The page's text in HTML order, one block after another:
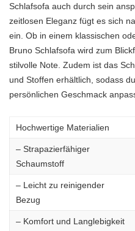
Schlafsofa auch durch sein
zeitlosen Eleganz fügt es sich
ein. Ob in einem klassischen
Bruno Schlafsofa wird zum
stilvolle Note. Zudem ist das
und Stoffen erhältlich, sodass
persönlichen Geschmack
Hochwertige Materialien
– Strapazierfähiger
Schaumstoff
– Leicht zu reinigender
Bezug
– Komfort und Langlebigkeit